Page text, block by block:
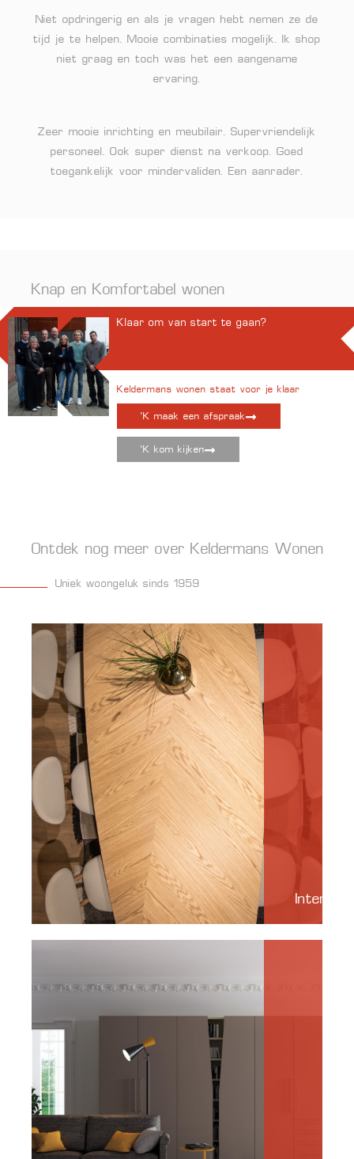
Niet opdringerig en als je vragen hebt nemen ze de
tijd je te helpen. Mooie combinaties mogelijk. Ik shop
niet graag en toch was het een aangename
ervaring.
Zeer mooie inrichting en meubilair. Supervriendelijk
personeel. Ook super dienst na verkoop. Goed
toegankelijk voor mindervaliden. Een aanrader.
Knap en Komfortabel wonen
Klaar om van start te gaan?
Keldermans wonen staat voor je klaar
'K maak een afspraak
'K kom kijken
Ontdek nog meer over Keldermans Wonen
Uniek woongeluk sinds 1959
Interieur